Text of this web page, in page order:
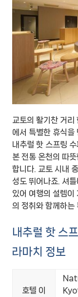
교토의 활기찬 거
에서 특별한 휴식을
내추럴 핫 스프링
본 전통 온천의 따
합니다. 교토 시내
성도 뛰어나죠. 셔
있어 여행의 설렘이
의 정취와 함께하는
내추럴 핫 스
라마치 정보
호텔 이